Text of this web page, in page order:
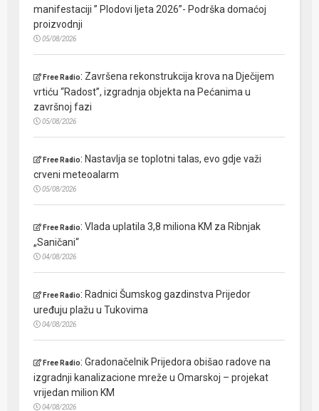
manifestaciji ” Plodovi ljeta 2026”- Podrška domaćoj
proizvodnji
05/08/2026
Free Radio: Završena rekonstrukcija krova na Dječijem
vrtiću “Radost”, izgradnja objekta na Pećanima u
završnoj fazi
05/08/2026
Free Radio: Nastavlja se toplotni talas, evo gdje važi
crveni meteoalarm
05/08/2026
Free Radio:Vlada uplatila 3,8 miliona KM za Ribnjak
„Saničani“
04/08/2026
Free Radio: Radnici Šumskog gazdinstva Prijedor
uređuju plažu u Tukovima
04/08/2026
Free Radio:Gradonačelnik Prijedora obišao radove na
izgradnji kanalizacione mreže u Omarskoj – projekat
vrijedan milion KM
04/08/2026